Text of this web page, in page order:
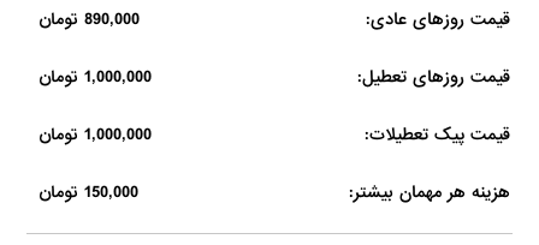
قیمت روزهای عادی: 890,000 تومان
قیمت روزهای تعطیل: 1,000,000 تومان
قیمت پیک تعطیلات: 1,000,000 تومان
هزینه هر مهمان بیشتر: 150,000 تومان